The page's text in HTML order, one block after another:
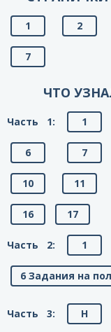
1 2
7
ЧТО
Часть 1: 1
6 7
10 11
16 17
Часть 2: 1
6 Задания на
Часть 3: H